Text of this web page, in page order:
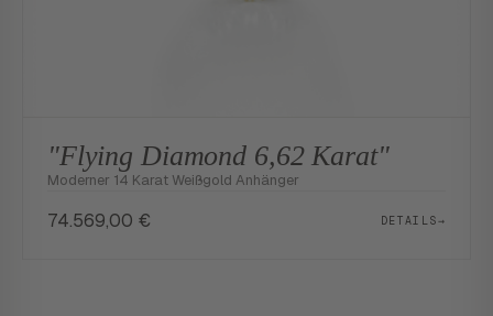
"Flying Diamond 6,62 Karat"
Moderner 14 Karat Weißgold Anhänger
74.569,00 € DETAILS→